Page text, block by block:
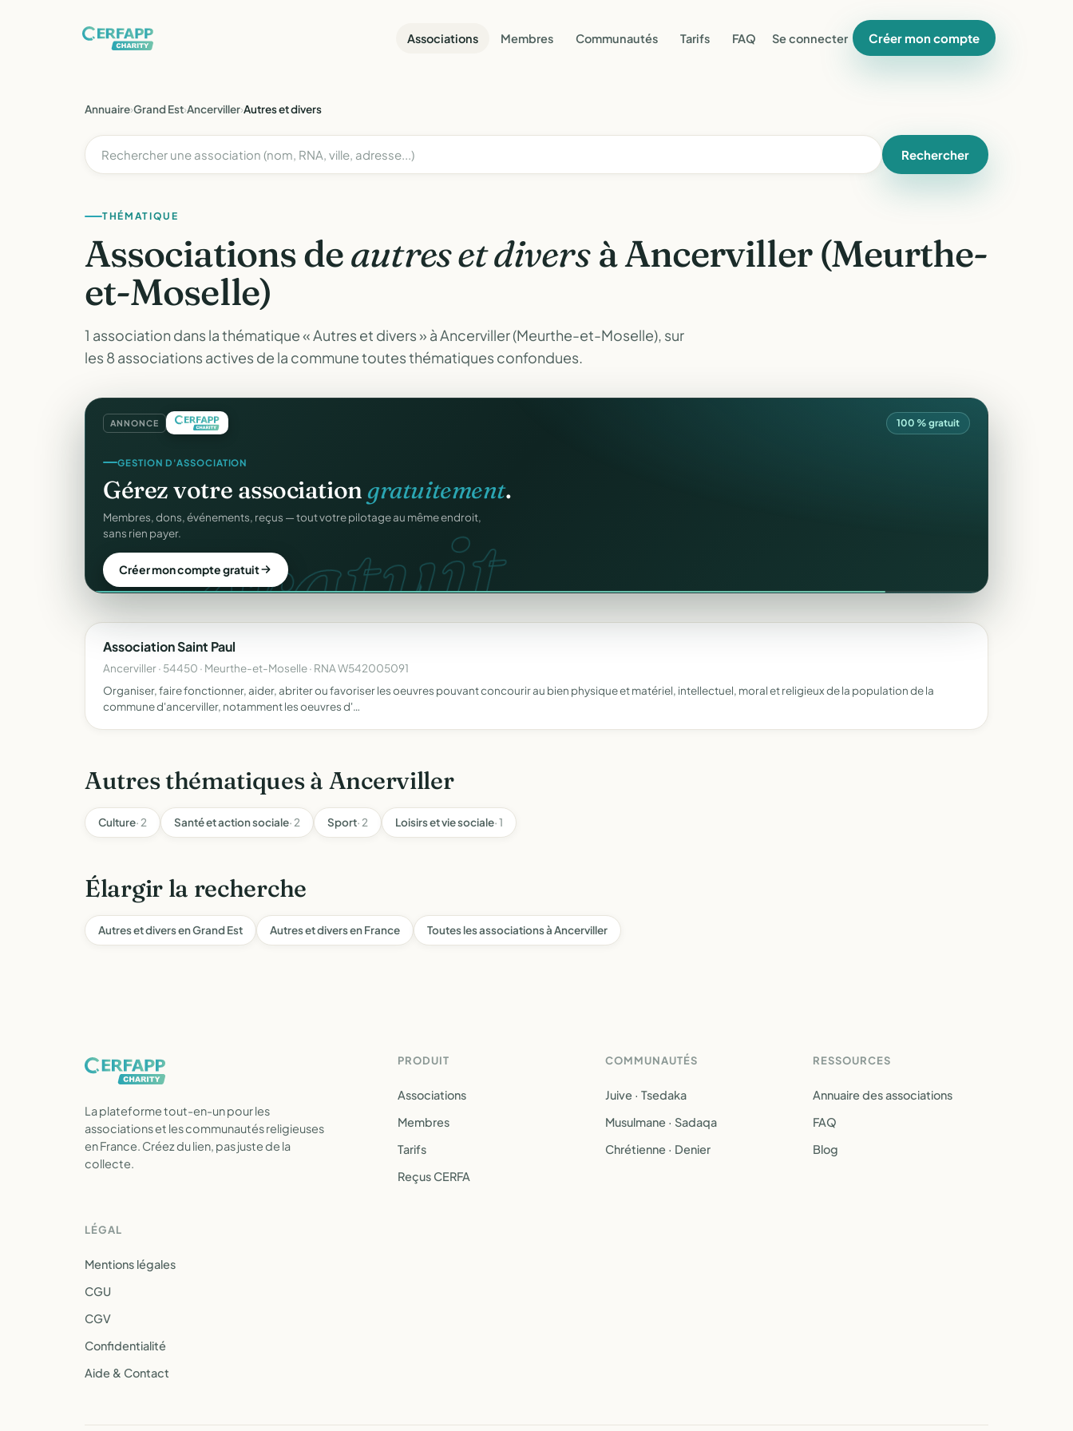
Associations Membres Communautés Tarifs FAQ Se connecter Créer mon compte
Annuaire›Grand Est›Ancerviller›Autres et divers
Rechercher
THÉMATIQUE
Associations deautres et diversà Ancerviller (Meurthe-
et-Moselle)
1 association dans la thématique « Autres et divers » à Ancerviller (Meurthe-et-Moselle), sur
les 8 associations actives de la commune toutes thématiques confondues.
ANNONCE 100 % gratuit
gratuit.
GESTION D'ASSOCIATION
Gérez votre association gratuitement.
Membres, dons, événements, reçus — tout votre pilotage au même endroit,
sans rien payer.
Créer mon compte gratuit
Association Saint Paul
Ancerviller · 54450 · Meurthe-et-Moselle · RNA W542005091
Organiser, faire fonctionner, aider, abriter ou favoriser les oeuvres pouvant concourir au bien physique et matériel, intellectuel, moral et religieux de la population de la
commune d'ancerviller, notamment les oeuvres d'…
Autres thématiques à Ancerviller
Culture· 2 Santé et action sociale· 2 Sport· 2 Loisirs et vie sociale· 1
Élargir la recherche
Autres et divers en Grand Est Autres et divers en France Toutes les associations à Ancerviller
La plateforme tout-en-un pour les
associations et les communautés religieuses
en France. Créez du lien, pas juste de la
collecte.
PRODUIT
Associations
Membres
Tarifs
Reçus CERFA
COMMUNAUTÉS
Juive · Tsedaka
Musulmane · Sadaqa
Chrétienne · Denier
RESSOURCES
Annuaire des associations
FAQ
Blog
LÉGAL
Mentions légales
CGU
CGV
Confidentialité
Aide & Contact